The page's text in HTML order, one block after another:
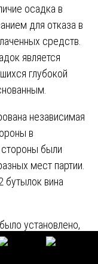
осадка в
для отказа в
средств.
является
глубокой
независимая
в
стороны были
мест партии.
бутылок вина
установлено,
тона во
типа вин.